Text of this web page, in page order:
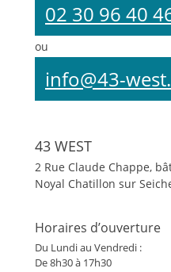
02 30 96 40
ou
info@43-
43 WEST
2 Rue Claude Chappe,
Noyal Chatillon sur
Horaires d’ouverture
Du Lundi au Vendredi :
De 8h30 à 17h30